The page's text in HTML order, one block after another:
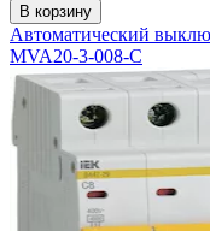
В корзину
Автоматический
MVA20-3-008-C